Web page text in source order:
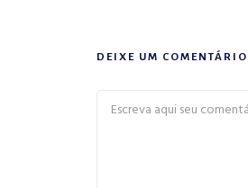
DEIXE UM COMENTÁRIO